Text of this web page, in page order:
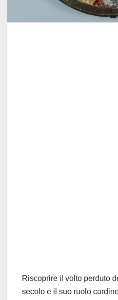
Riscoprire il volto perduto
secolo e il suo ruolo